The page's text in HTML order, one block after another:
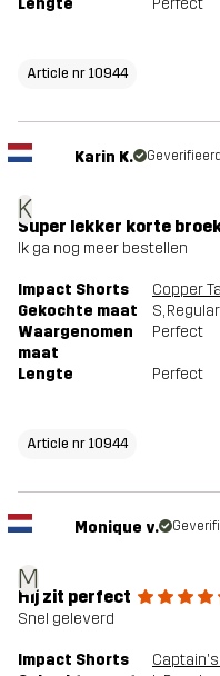
Lengte Perfect
Article nr 10944
K
Karin K.
Super lekker korte
Ik ga nog meer bestellen
Impact Shorts
Copper
Gekochte maat
S, Regular
Waargenomen
maat
Perfect
Lengte Perfect
Article nr 10944
M
Monique v.
Hij zit perfect
Snel geleverd
Impact Shorts
Captain's